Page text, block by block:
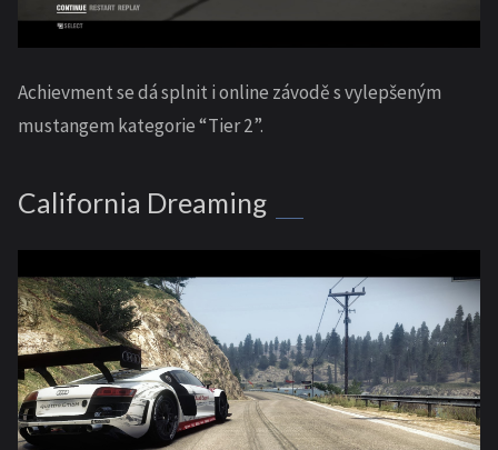
Achievment se dá splnit i online závodě s vylepšeným
mustangem kategorie “Tier 2”.
California Dreaming